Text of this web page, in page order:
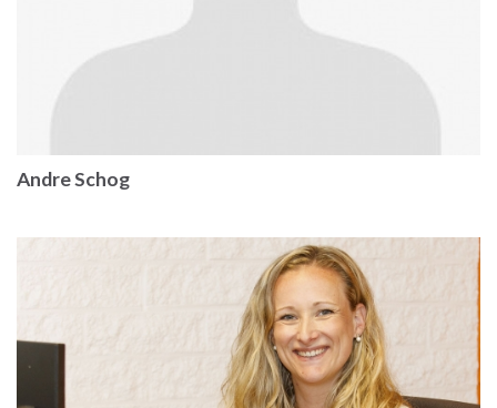
Andre Schog